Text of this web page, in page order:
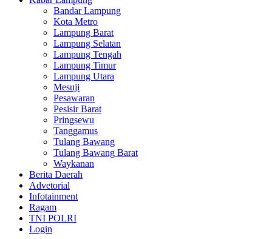
Bandar Lampung
Kota Metro
Lampung Barat
Lampung Selatan
Lampung Tengah
Lampung Timur
Lampung Utara
Mesuji
Pesawaran
Pesisir Barat
Pringsewu
Tanggamus
Tulang Bawang
Tulang Bawang Barat
Waykanan
Berita Daerah
Advetorial
Infotainment
Ragam
TNI POLRI
Login